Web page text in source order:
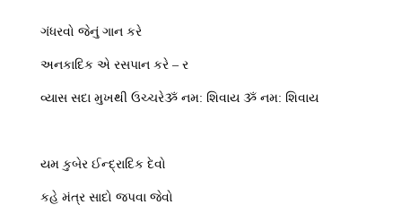
ગંધરવો જેનું ગાન કરે
અનકાદિક એ રસપાન કરે – ર
વ્યાસ સદા મુખથી ઉચ્ચરેૐ નમ: શિવાય ૐ નમ: શિવાય
યમ કુબેર ઈન્દ્રાદિક દેવો
કહે મંત્ર સાદો જપવા જેવો